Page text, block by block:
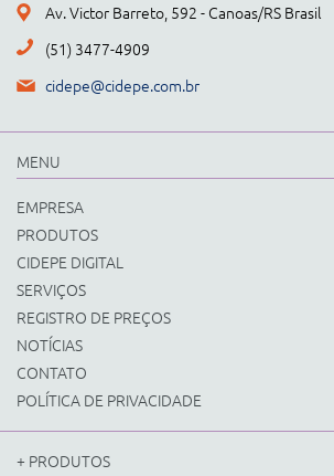
Av. Victor Barreto, 592 - Canoas/RS Brasil
(51) 3477-4909
cidepe@cidepe.com.br
MENU
EMPRESA
PRODUTOS
CIDEPE DIGITAL
SERVIÇOS
REGISTRO DE PREÇOS
NOTÍCIAS
CONTATO
POLÍTICA DE PRIVACIDADE
+ PRODUTOS